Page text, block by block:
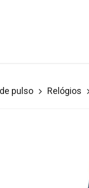
or ESC to close
pulso Relógios